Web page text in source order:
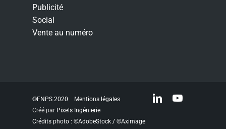
Publicité
Social
Vente au numéro
©FNPS 2020
Mentions légales
Créé par Pixels Ingénierie
Crédits photo : ©AdobeStock / ©Aximage
linkedinyoutube